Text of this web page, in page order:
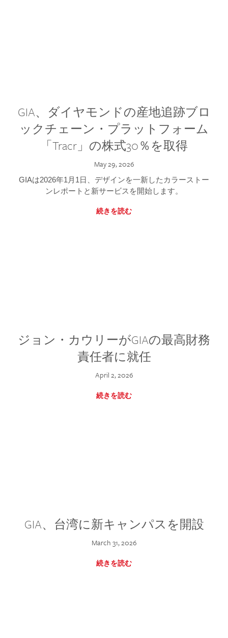
GIA、ダイヤモンドの産地追跡ブロ
ックチェーン・プラットフォーム
「Tracr」の株式30％を取得
May 29, 2026
GIAは2026年1月1日、デザインを一新したカラーストー
ンレポートと新サービスを開始します。
続きを読む
ジョン・カウリーがGIAの最高財務
責任者に就任
April 2, 2026
続きを読む
GIA、台湾に新キャンパスを開設
March 31, 2026
続きを読む